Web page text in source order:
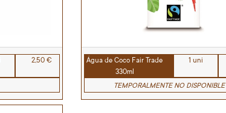
2,50 €
Água de Coco Fair Trade
330ml
1 uni
TEMPORALMENTE NO DISPONIBLE